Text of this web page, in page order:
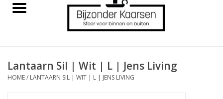
Räder Design Stories
Geurkaarsen
Lantaarn Sil | Wit | L | Jens Living
HOME/ LANTAARN SIL | WIT | L | JENS LIVING